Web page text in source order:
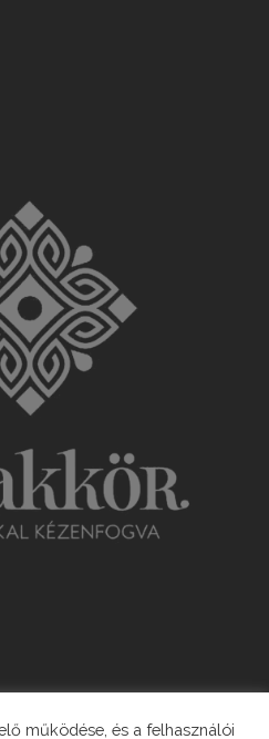
működése, és a felhasználói